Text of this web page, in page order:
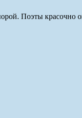
Поэты красочно